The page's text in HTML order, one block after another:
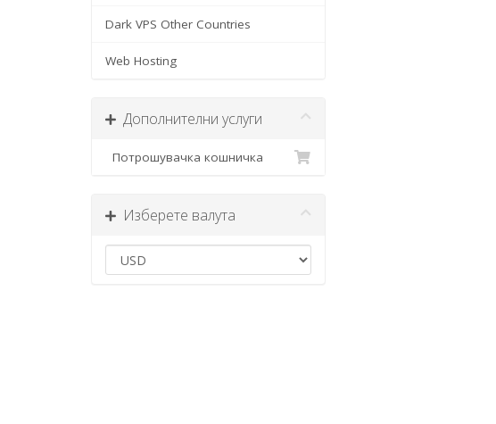
Dark VPS Other Countries
Web Hosting
Дополнителни услуги
Потрошувачка кошничка
Изберете валута